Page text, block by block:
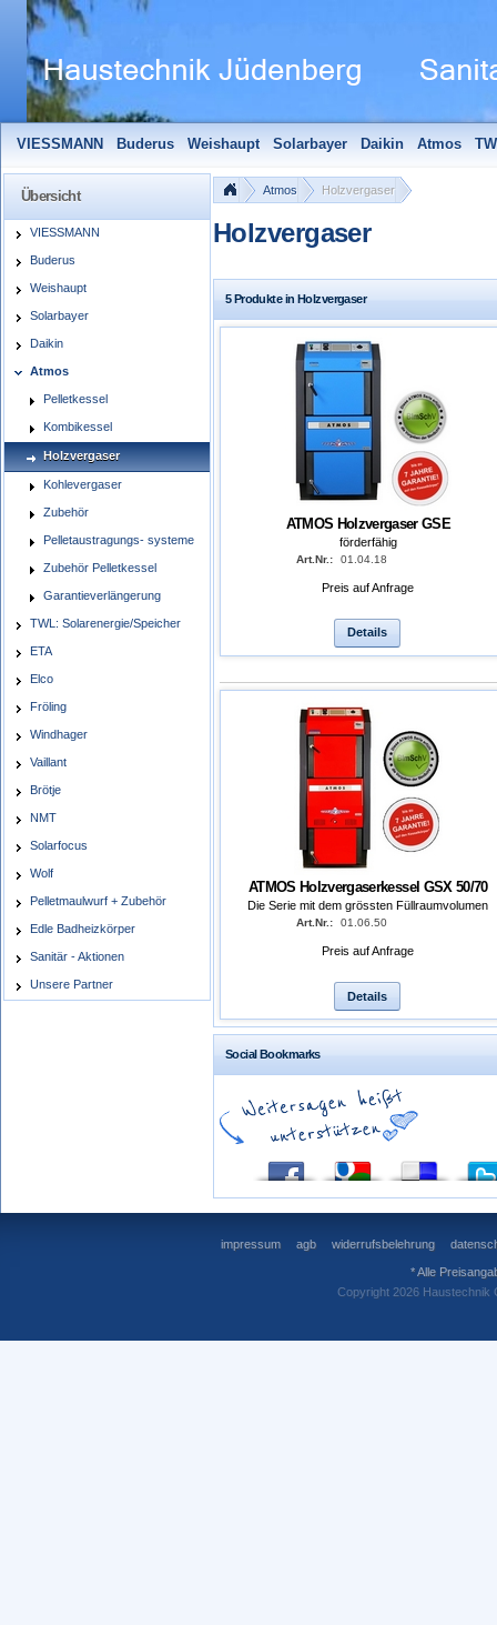
VIESSMANN Buderus Weishaupt Solarbayer Daikin Atmos
Solarfocus
Wolf Pelletmaulwurf + Zubehör Edle Badheizkörper
Übersicht
VIESSMANN
Buderus
Weishaupt
Solarbayer
Daikin
Atmos
Pelletkessel
Kombikessel
Holzvergaser
Kohlevergaser
Zubehör
Pelletaustragungs- systeme
Zubehör Pelletkessel
Garantieverlängerung
TWL: Solarenergie/Speicher
ETA
Elco
Fröling
Windhager
Vaillant
Brötje
NMT
Solarfocus
Wolf
Pelletmaulwurf + Zubehör
Edle Badheizkörper
Sanitär - Aktionen
Unsere Partner
Atmos Holzvergaser
Holzvergaser
5 Produkte in Holzvergaser
ATMOS Holzvergaser GSE
förderfähig
Art.Nr.: 01.04.18
Preis auf Anfrage
Details
ATMOS Holzvergaserkessel GSX 50/70
Die Serie mit dem grössten Füllraumvolumen
Art.Nr.: 01.06.50
Preis auf Anfrage
Details
Social Bookmarks
impressum agb widerrufsbelehrung
* Alle
Copyright 2026 Haustechnik